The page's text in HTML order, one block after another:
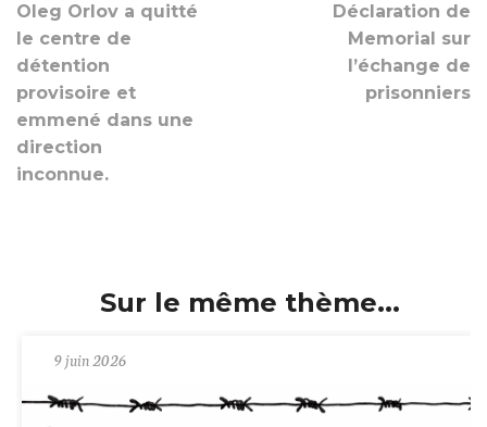
Oleg Orlov a quitté
le centre de
détention
provisoire et
emmené dans une
direction
inconnue.
Déclaration de
Memorial sur
l’échange de
prisonniers
Sur le même thème...
9 juin 2026